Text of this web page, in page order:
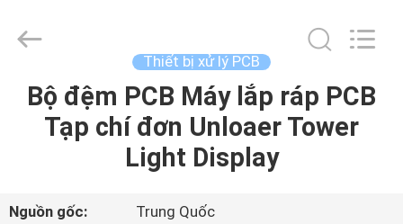
TRANG
CHỦ
SẢN
Electronic
Technology
Reserved.
Thiết bị xử lý PCB
Bộ đệm PCB Máy lắp ráp PCB
Tạp chí đơn Unloaer Tower
Light Display
Nguồn gốc:
Trung Quốc